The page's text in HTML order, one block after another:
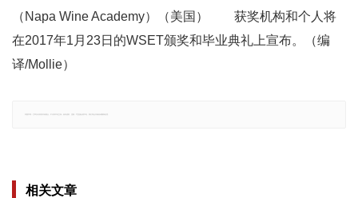
（Napa Wine Academy）（美国） 获奖机构和个人将
在2017年1月23日的WSET颁奖和毕业典礼上宣布。（编
译/Mollie）
相关文章